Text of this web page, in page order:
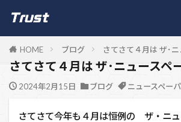
HOME ブログ さてさて４月は ザ･
さてさて４月は ザ･ニュースペ
2024年2月15日 ブログ ニュースペー
さてさて今年も４月は恒例の ザ・ニ